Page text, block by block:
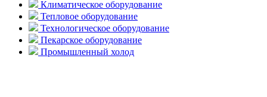
Климатическое оборудование
Тепловое оборудование
Технологическое оборудование
Пекарское оборудование
Промышленный холод